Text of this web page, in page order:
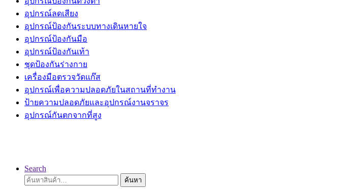
อุปกรณ์ลดเสียง
อุปกรณ์ป้องกันระบบทางเดินหายใจ
อุปกรณ์ป้องกันมือ
อุปกรณ์ป้องกันเท้า
ชุดป้องกันร่างกาย
เครื่องมือตรวจวัดแก๊ส
อุปกรณ์เพื่อความปลอดภัยในสถานที่ทำงาน
ป้ายความปลอดภัยและอุปกรณ์งานจราจร
อุปกรณ์กันตกจากที่สูง
Search
ค้นหา:
ค้นหา